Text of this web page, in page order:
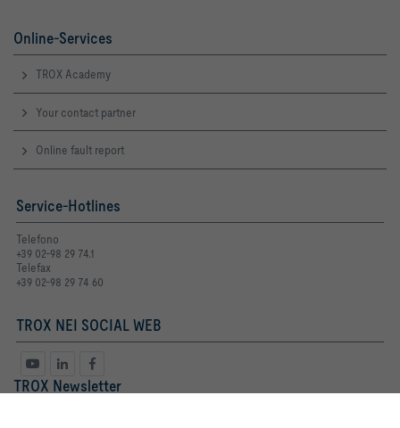
Online-Services
TROX Academy
Your contact partner
Online fault report
Service-Hotlines
Telefono
+39 02-98 29 74.1
Telefax
+39 02-98 29 74 60
TROX NEI SOCIAL WEB
TROX Newsletter